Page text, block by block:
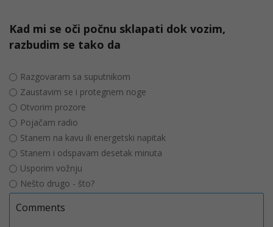
Kad mi se oči počnu sklapati dok vozim,
razbudim se tako da
Razgovaram sa suputnikom
Zaustavim se i protegnem noge
Otvorim prozore
Pojačam radio
Stanem na kavu ili energetski napitak
Stanem i odspavam desetak minuta
Usporim vožnju
Nešto drugo - što?